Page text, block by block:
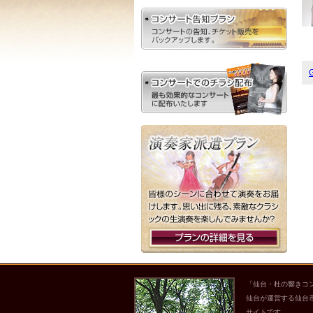
「仙台・杜の響き
仙台が運営する仙台